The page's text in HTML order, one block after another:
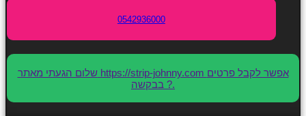
0542936000
שלום הגעתי מאתר https://strip-johnny.com אפשר לקבל פרטים
בבקשה ?.